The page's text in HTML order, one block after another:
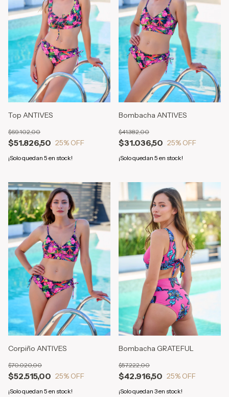
Top ANTIVES
$51.826,50
$69.102,00
25% OFF
¡Solo quedan 5 en stock!
Bombacha ANTIVES
$31.036,50
$41.382,00
25% OFF
¡Solo quedan 5 en stock!
Corpiño ANTIVES
$52.515,00
$70.020,00
25% OFF
¡Solo quedan 5 en stock!
Bombacha GRATEFUL
$42.916,50
$57.222,00
25% OFF
¡Solo quedan 3en stock!